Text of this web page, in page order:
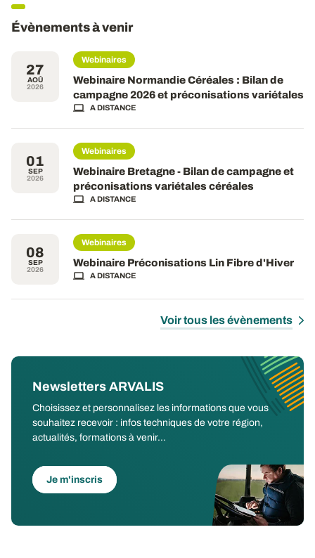
Évènements à venir
27
AOÛ
2026
Webinaires
Webinaire Normandie Céréales : Bilan de
campagne 2026 et préconisations variétales
A DISTANCE
01
SEP
2026
Webinaires
Webinaire Bretagne - Bilan de campagne et
préconisations variétales céréales
A DISTANCE
08
SEP
2026
Webinaires
Webinaire Préconisations Lin Fibre d'Hiver
A DISTANCE
Voir tous les évènements
Newsletters ARVALIS
Choisissez et personnalisez les informations que vous
souhaitez recevoir : infos techniques de votre région,
actualités, formations à venir...
Je m'inscris